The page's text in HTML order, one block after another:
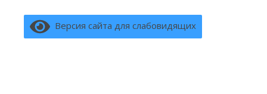
Версия сайта для слабовидящих